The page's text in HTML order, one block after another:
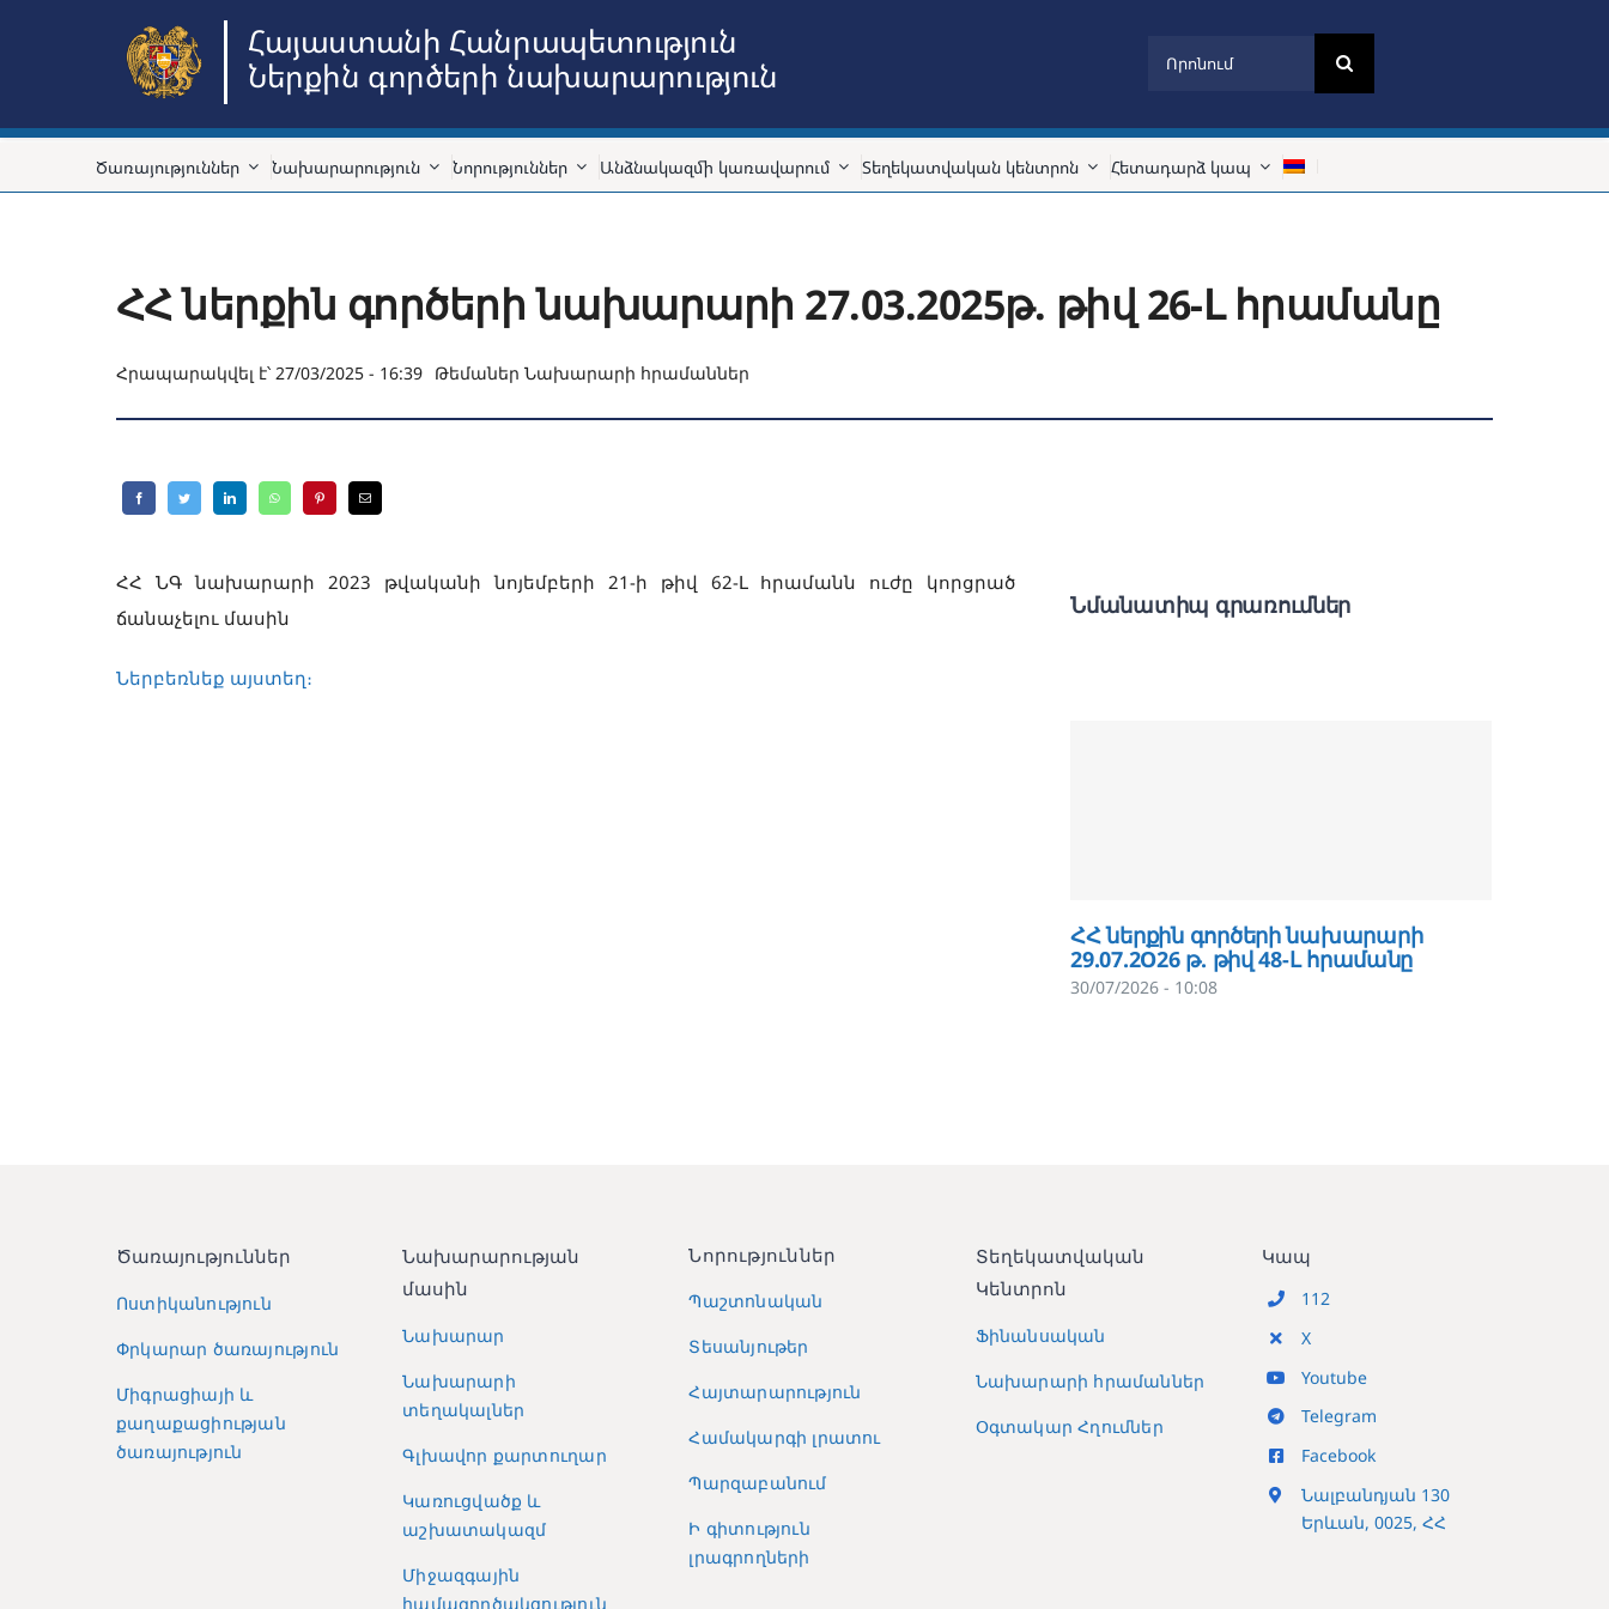
Հայաստանի Հանրապետություն
Ներքին գործերի նախարարություն
Ծառայություններ Նախարարություն Նորություններ Անձնակազմի կառավարում Տեղեկատվական կենտրոն Հետադարձ կապ
ՀՀ ներքին գործերի նախարարի 27.03.2025թ. թիվ 26-Լ հրամանը
Հրապարակվել է՝ 27/03/2025 - 16:39 Թեմաներ Նախարարի հրամաններ
ՀՀ ՆԳ նախարարի 2023 թվականի նոյեմբերի 21-ի թիվ 62-Լ հրամանն ուժը կորցրած
ճանաչելու մասին
Ներբեռնեք այստեղ։
Նմանատիպ գրառումներ
ՀՀ ներքին գործերի նախարարի
29.07.2O26 թ. թիվ 48-Լ հրամանը
30/07/2026 - 10:08
Ծառայություններ
Ոստիկանություն
Փրկարար ծառայություն
Միգրացիայի և
քաղաքացիության
ծառայություն
Նախարարության
մասին
Նախարար
Նախարարի
տեղակալներ
Գլխավոր քարտուղար
Կառուցվածք և
աշխատակազմ
Միջազգային
համագործակցություն
Նորություններ
Պաշտոնական
Տեսանյութեր
Հայտարարություն
Համակարգի լրատու
Պարզաբանում
Ի գիտություն
լրագրողների
Տեղեկատվական
Կենտրոն
Ֆինանսական
Նախարարի հրամաններ
Օգտակար Հղումներ
Կապ
112
X
Youtube
Telegram
Facebook
Նալբանդյան 130
Երևան, 0025, ՀՀ